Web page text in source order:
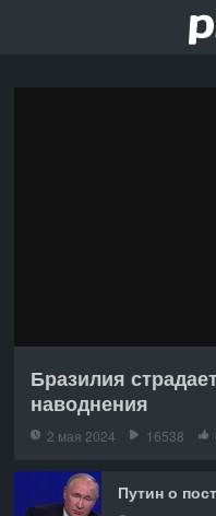
Бразилия
наводнения
2 мая 2024 16538
Путин о